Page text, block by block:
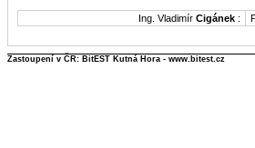
Ing. Vladimír Cigánek :
Zastoupení v ČR: BitEST Kutná Hora - www.bitest.cz